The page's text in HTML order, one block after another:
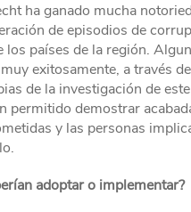
ha ganado mucha
de episodios de
los países de la región.
exitosamente, a través de
de la investigación de
permitido demostrar
y las personas
adoptar o implementar?